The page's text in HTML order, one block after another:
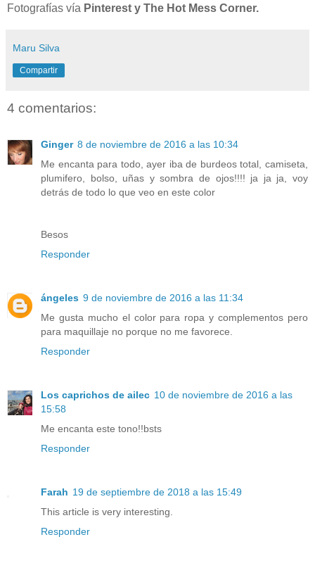
Fotografías vía Pinterest y The Hot Mess Corner.
Maru Silva
Compartir
4 comentarios:
Ginger 8 de noviembre de 2016 a las 10:34
Me encanta para todo, ayer iba de burdeos total, camiseta,
plumifero, bolso, uñas y sombra de ojos!!!! ja ja ja, voy
detrás de todo lo que veo en este color
Besos
Responder
ángeles 9 de noviembre de 2016 a las 11:34
Me gusta mucho el color para ropa y complementos pero
para maquillaje no porque no me favorece.
Responder
Los caprichos de ailec 10 de noviembre de 2016 a las
15:58
Me encanta este tono!!bsts
Responder
Farah 19 de septiembre de 2018 a las 15:49
This article is very interesting.
Responder